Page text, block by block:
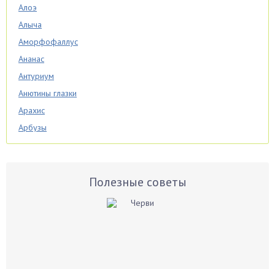
Алоэ
Алыча
Аморфофаллус
Ананас
Антуриум
Анютины глазки
Арахис
Арбузы
Аспарагус
Полезные советы